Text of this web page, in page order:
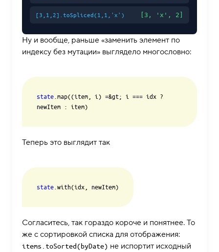
[3,1,2].toSpliced(1,1,'x') [3, 'x', 2]
Ну и вообще, раньше «заменить элемент по
индексу без мутации» выглядело многословно:
state .map((item, i) =&gt; i === idx ?
newItem : item)
Теперь это выглядит так
state .with(idx, newItem)
Согласитесь, так гораздо короче и понятнее. То
же с сортировкой списка для отображения:
items.toSorted(byDate) не испортит исходный